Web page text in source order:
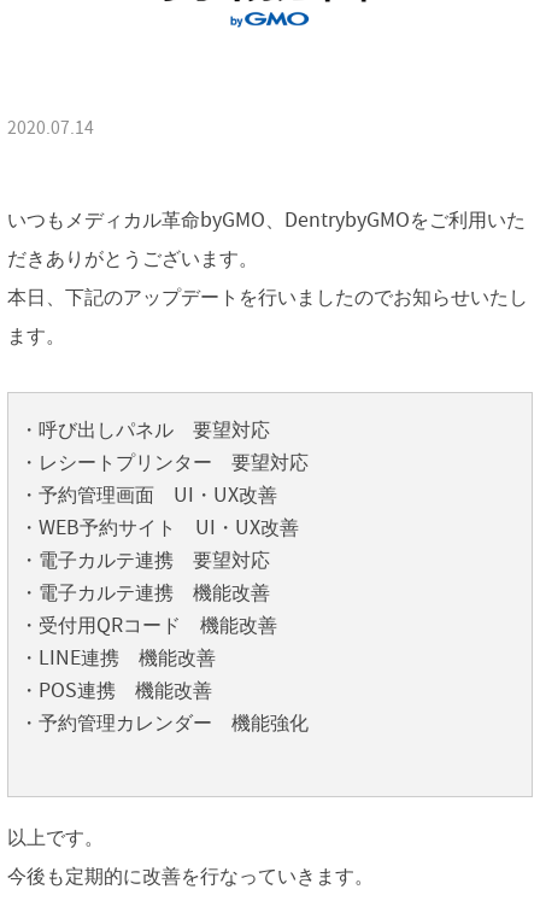
2020.07.14
いつもメディカル革命byGMO、DentrybyGMOをご利用いた
だきありがとうございます。
本日、下記のアップデートを行いましたのでお知らせいたし
ます。
・呼び出しパネル 要望対応
・レシートプリンター 要望対応
・予約管理画面 UI・UX改善
・WEB予約サイト UI・UX改善
・電子カルテ連携 要望対応
・電子カルテ連携 機能改善
・受付用QRコード 機能改善
・LINE連携 機能改善
・POS連携 機能改善
・予約管理カレンダー 機能強化
以上です。
今後も定期的に改善を行なっていきます。